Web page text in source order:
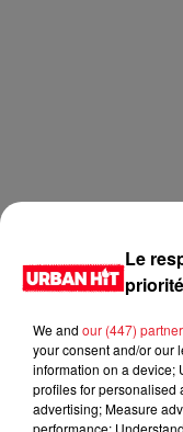
Le
priorité
We and our (447)
your consent and/or our
information on a device;
profiles for personalised
advertising; Measure
performance;